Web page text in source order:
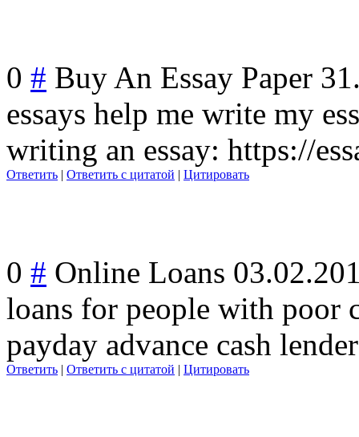
0 # Buy An Essay Paper
essays help me write my
writing an essay: https://
Ответить | Ответить с цитатой | Цитировать
0 # Online Loans
loans for people with poor
payday advance cash
Ответить | Ответить с цитатой | Цитировать